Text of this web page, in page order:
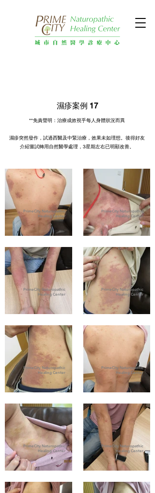
濕疹案例 17
**免責聲明：治療成效視乎每人身體狀況而異
濕疹突然發作，試過西醫及中緊治療，效果未如理想。後得好友
介紹嘗試轉用自然醫學處理，3星期左右已明顯改善。
PrimeCity Naturopathic
Healing Center
PrimeCity Naturopathic
Healing Center
PrimeCity Naturopathic
Healing Center
PrimeCity Naturopathic
Healing Center
PrimeCity Naturopathic
Healing Center
PrimeCity Naturopathic
Healing Center
PrimeCity Naturopathic
Healing Center
PrimeCity Naturopathic
Healing Center